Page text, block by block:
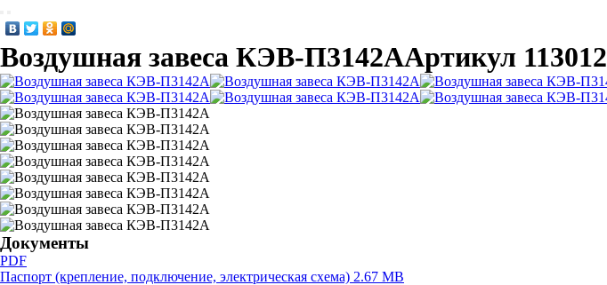
Воздушная завеса КЭВ-П3142AАртикул 113012
Документы
PDF
Паспорт (крепление, подключение, электрическая схема) 2.67 MB